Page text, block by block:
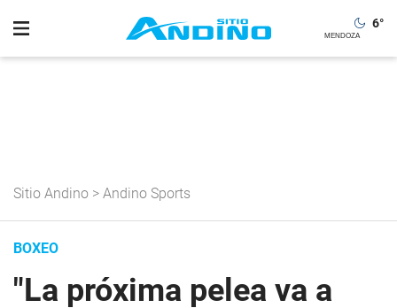
6°
Sitio Andino > Andino Sports
BOXEO
"La próxima pelea va a